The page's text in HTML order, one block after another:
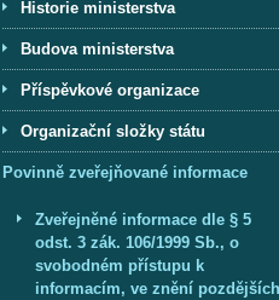
Historie ministerstva
Budova ministerstva
Příspěvkové organizace
Organizační složky státu
Povinně zveřejňované informace
Zveřejněné informace dle § 5
odst. 3 zák. 106/1999 Sb., o
svobodném přístupu k
informacím, ve znění pozdějších